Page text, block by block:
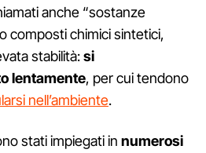
anche “sostanze
composti chimici sintetici,
stabilità:si
lentamente, per cui tendono
nell’ambiente.
stati impiegati in numerosi